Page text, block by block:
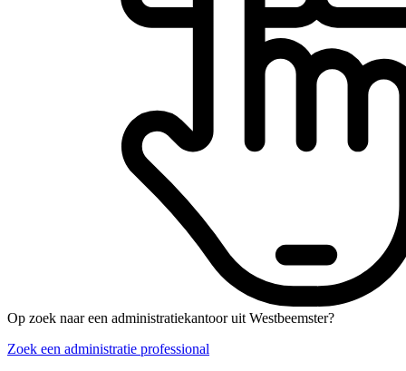
Op zoek naar een administratiekantoor uit Westbeemster?
Zoek een administratie professional